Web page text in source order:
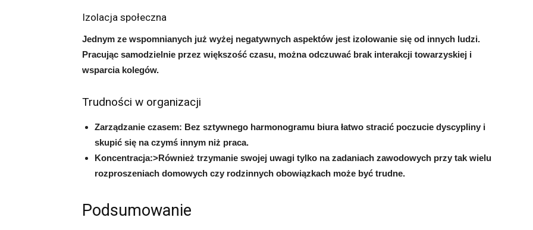
Izolacja społeczna
Jednym ze wspomnianych już wyżej negatywnych aspektów jest izolowanie się od innych ludzi.
Pracując samodzielnie przez większość czasu, można odczuwać brak interakcji towarzyskiej i
wsparcia kolegów.
Trudności w organizacji
Zarządzanie czasem: Bez sztywnego harmonogramu biura łatwo stracić poczucie dyscypliny i
skupić się na czymś innym niż praca.
Koncentracja:>Również trzymanie swojej uwagi tylko na zadaniach zawodowych przy tak wielu
rozproszeniach domowych czy rodzinnych obowiązkach może być trudne.
Podsumowanie